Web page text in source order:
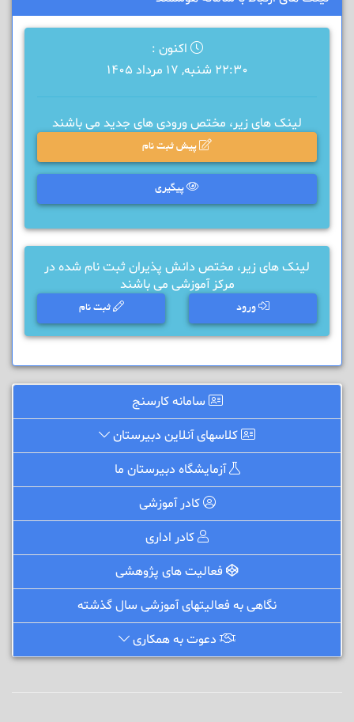
اکنون :
22:30 شنبه, 17 مرداد 1405
لینک های زیر، مختص ورودی های جدید می باشند
پیش ثبت نام
پیگیری
لینک های زیر، مختص دانش پذیران ثبت نام شده در
مرکز آموزشی می باشند
ورود ثبت نام
سامانه کارسنج
کلاسهای آنلاین دبیرستان
آزمایشگاه دبیرستان ما
کادر آموزشی
کادر اداری
فعالیت های پژوهشی
نگاهی به فعالیتهای آموزشی سال گذشته
دعوت به همکاری